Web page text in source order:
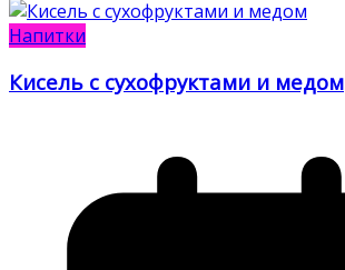
Напитки
Кисель с сухофруктами и медом